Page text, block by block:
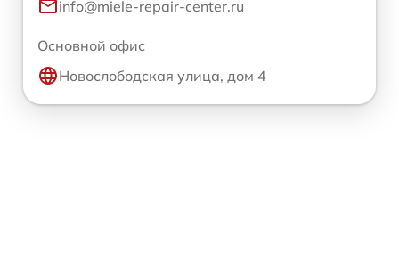
info@miele-repair-center.ru
Основной офис
Новослободская улица, дом 4